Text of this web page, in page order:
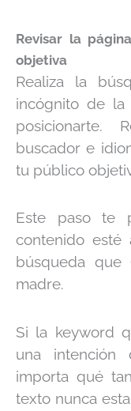
Revisar la
objetiva
Realiza la
incógnito de
posicionarte.
buscador e
tu público
Este paso te
contenido esté
búsqueda
madre.
Si la keyword
una intención
importa qué
texto nunca